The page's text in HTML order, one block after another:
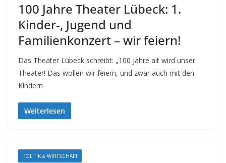
100 Jahre Theater Lübeck: 1.
Kinder-, Jugend und
Familienkonzert – wir feiern!
Das Theater Lübeck schreibt: „100 Jahre alt wird unser
Theater! Das wollen wir feiern, und zwar auch mit den
Kindern
Weiterlesen
POLITIK & WIRTSCHAFT